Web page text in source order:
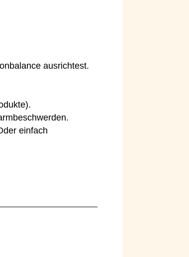
ausrichtest.
einfach